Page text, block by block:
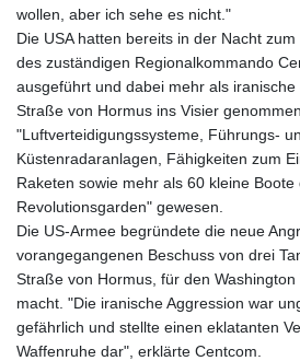
KRW
KWD
KYD
KZT
LAK
LBP
LRD
LSL
LTL
LVL
LYD
MAD
wollen, aber ich sehe es nicht."
Die USA hatten bereits in der Nacht
des zuständigen Regionalkommando
ausgeführt und dabei mehr als
Straße von Hormus ins Visier
"Luftverteidigungssysteme, Führungs-
Küstenradaranlagen, Fähigkeiten zum
Raketen sowie mehr als 60 kleine Boote
Revolutionsgarden" gewesen.
Die US-Armee begründete die neue
vorangegangenen Beschuss von drei
Straße von Hormus, für den
macht. "Die iranische Aggression war
gefährlich und stellte einen eklatanten
Waffenruhe dar", erklärte Centcom.